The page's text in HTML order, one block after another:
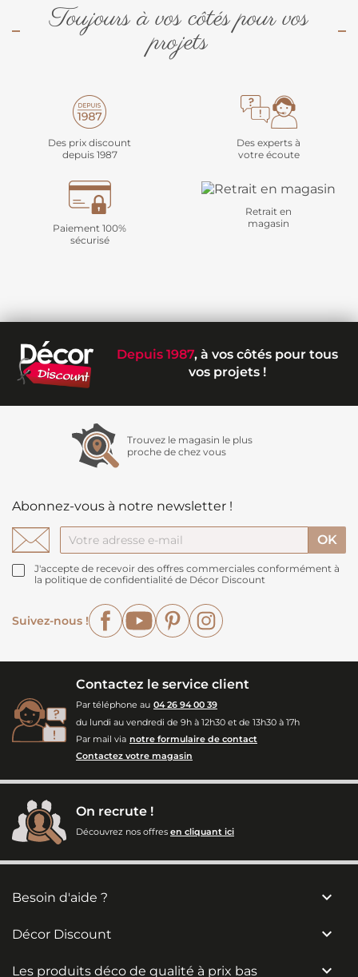
Toujours à vos côtés pour vos
projets
Des prix discount
depuis 1987
Des experts à
votre écoute
Paiement 100%
sécurisé
Retrait en
magasin
Depuis 1987, à vos côtés pour tous
vos projets !
Trouvez le magasin le plus
proche de chez vous
Abonnez-vous à notre newsletter !
J'accepte de recevoir des offres commerciales conformément à
la politique de confidentialité de Décor Discount
Suivez-nous !
FacebookYouTubePinterest
Contactez le service client
Par téléphone au 04 26 94 00 39
du lundi au vendredi de 9h à 12h30 et de 13h30 à 17h
Par mail via notre formulaire de contact
Contactez votre magasin
On recrute !
Découvrez nos offres en cliquant ici
Besoin d'aide ? 
Décor Discount 
Les produits déco de qualité à prix bas 